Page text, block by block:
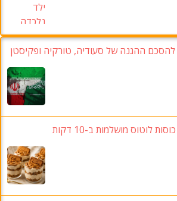
להסכם ההגנה של סעודיה, טורקיה ופקיסטן
לוטוס מושלמות ב-10 דקות